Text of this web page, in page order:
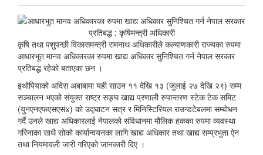
कृषि तथा पशुपन्छी विकासमन्त्री रामनाथ अधिकारीले कल्याणकारी राज्यका रुपमा
आधारभूत मानव अधिकारका रुपमा खाद्य अधिकार सुनिश्चित गर्न नेपाल सरकार
प्रतिबद्ध रहेको बताएका छन ।
इथोपियाको अदिस अबाबामा यही साउन ११ देखि १३ (जुलाई २७ देखि २९) सम्म
सञ्चालन भएको संयुक्त राष्ट्र सङ्घ खाद्य प्रणाली रुपान्तरण स्टेक टेक समिट
(युनएनएफएसएसं४) को उद्घाटन सत्र र मिनिस्टिरियल राउन्डटेबलमा सम्बोधन
गर्दै उनले खाद्य अधिकारलाई नेपालको संविधानमा मौलिक हकका रुपमा व्यवस्था
गरिनाका साथै सोको कार्यान्वयनका लागि खाद्य अधिकार तथा खाद्य सम्प्रभुता ऐन
तथा नियमावली जारी गरिएको जानकारी दिए ।